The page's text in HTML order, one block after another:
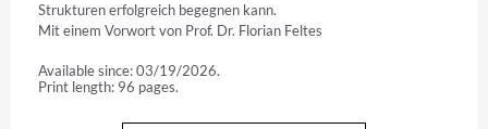
Strukturen erfolgreich begegnen kann.
Mit einem Vorwort von Prof. Dr. Florian Feltes
Available since: 03/19/2026.
Print length: 96 pages.